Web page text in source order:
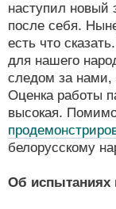
наступил новый
после себя.
есть что
для нашего
следом за нами,
Оценка работы
высокая.
белорусскому
Об испытаниях